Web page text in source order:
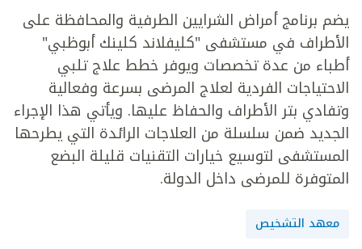
يضم برنامج أمراض الشرايين الطرفية والمحافظة على
الأطراف في مستشفى "كليفلاند كلينك أبوظبي"
أطباء من عدة تخصصات ويوفر خطط علاج تلبي
الاحتياجات الفردية لعلاج المرضى بسرعة وفعالية
وتفادي بتر الأطراف والحفاظ عليها. ويأتي هذا الإجراء
الجديد ضمن سلسلة من العلاجات الرائدة التي يطرحها
المستشفى لتوسيع خيارات التقنيات قليلة البضع
المتوفرة للمرضى داخل الدولة.
معهد التشخيص